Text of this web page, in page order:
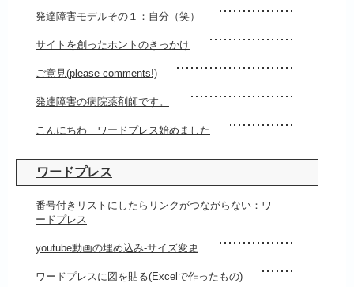
発達障害モデルその１：自分（笑）
サイトを創ったホントのきっかけ
ご意見(please comments!)
発達障害の病院薬剤師です。
こんにちわ ワードプレス始めました
ワードプレス
番号付きリストにしたらリンクがつながらない：ワ
ードプレス
youtube動画の埋め込み-サイズ変更
ワードプレスに図を貼る(Excelで作ったもの)